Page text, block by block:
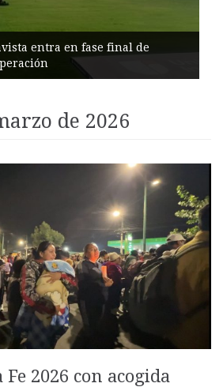
turismo comunitario en
de 2026
2026 con acogida